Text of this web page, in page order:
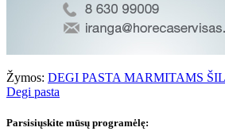
Žymos: DEGI PASTA MARMITAMS
Degi pasta
Parsisiųskite mūsų programėlę: